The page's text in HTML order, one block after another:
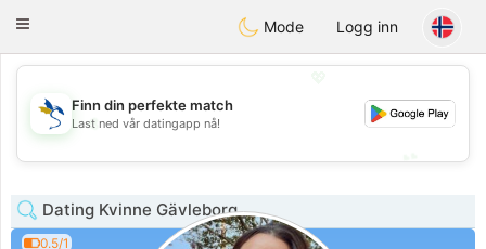
SvenskaDating
Toggle
Mode Logg inn
💖
💕
Finn din perfekte match
Last ned vår datingapp nå!
Dating Kvinne Gävleborg
0.5/1